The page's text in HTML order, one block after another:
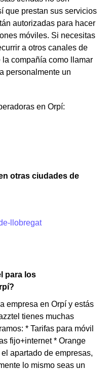
que prestan sus servicios
autorizadas para hacer
móviles. Si necesitas
a otros canales de
compañía como llamar
personalmente un
en Orpí:
otras ciudades de
llobregat
para los
empresa en Orpí y estás
tienes muchas
* Tarifas para móvil
fijo+internet * Orange
apartado de empresas,
lo mismo seas un